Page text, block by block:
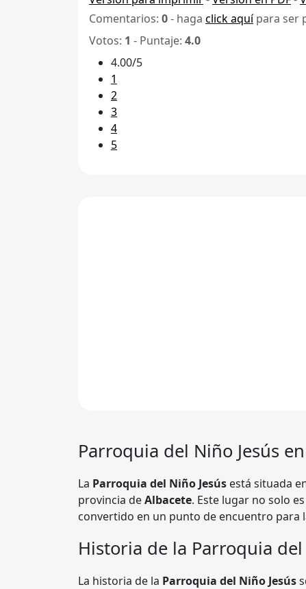
Comentarios: 0- haga click aquípara ser
Votos: 1 - Puntaje: 4.0
4.00/5
1
2
3
4
5
Parroquia del Niño Jesús
La Parroquia del Niño Jesús está situada
provincia deAlbacete. Este lugar no solo
convertido en un punto de encuentro para
Historia de la Parroquia del
La historia de la Parroquia del Niño Jesús